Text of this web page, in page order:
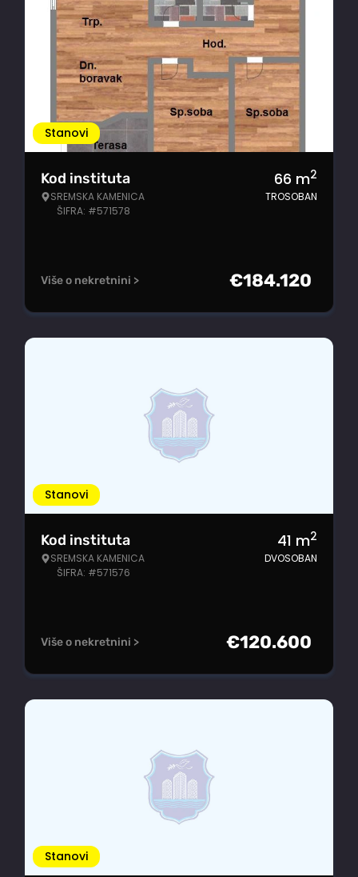
Stanovi
Kod instituta
SREMSKA KAMENICA
ŠIFRA: #571578
66 m2
TROSOBAN
Više o nekretnini > €184.120
Stanovi
Kod instituta
SREMSKA KAMENICA
ŠIFRA: #571576
41 m2
DVOSOBAN
Više o nekretnini > €120.600
Stanovi